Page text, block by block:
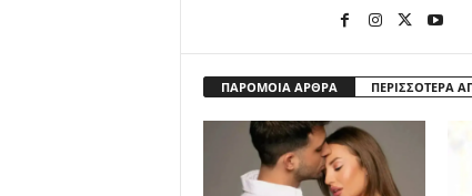
ΠΑΡΟΜΟΙΑ ΑΡΘΡΑ ΠΕΡΙΣΣΟΤΕΡΑ